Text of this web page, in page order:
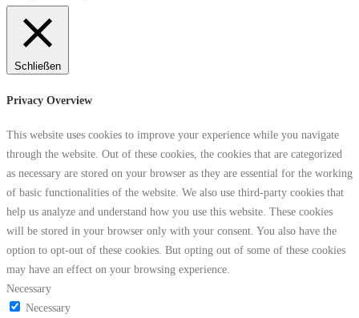
Schließen
Privacy Overview
This website uses cookies to improve your experience while you navigate
through the website. Out of these cookies, the cookies that are categorized
as necessary are stored on your browser as they are essential for the working
of basic functionalities of the website. We also use third-party cookies that
help us analyze and understand how you use this website. These cookies
will be stored in your browser only with your consent. You also have the
option to opt-out of these cookies. But opting out of some of these cookies
may have an effect on your browsing experience.
Necessary
Necessary